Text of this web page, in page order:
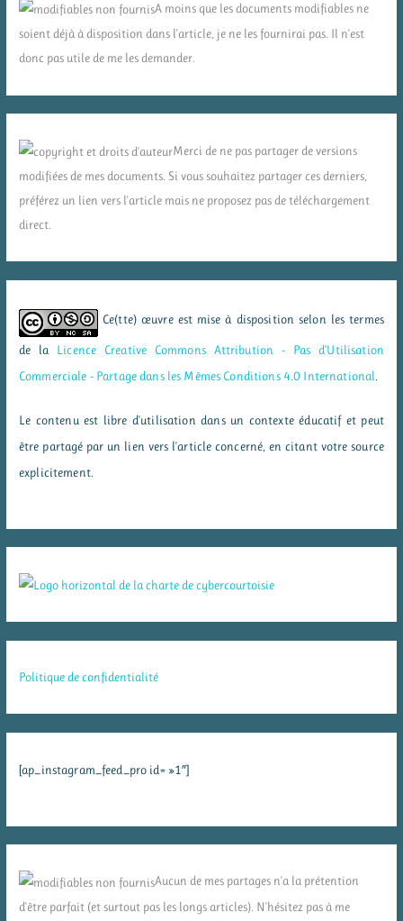
A moins que les documents modifiables ne
soient déjà à disposition dans l'article, je ne les fournirai pas. Il n'est
donc pas utile de me les demander.
Merci de ne pas partager de versions
modifiées de mes documents. Si vous souhaitez partager ces derniers,
préférez un lien vers l'article mais ne proposez pas de téléchargement
direct.
Ce(tte) œuvre est mise à disposition selon les termes
de la Licence Creative Commons Attribution - Pas d’Utilisation
Commerciale - Partage dans les Mêmes Conditions 4.0 International.
Le contenu est libre d'utilisation dans un contexte éducatif et peut
être partagé par un lien vers l'article concerné, en citant votre source
explicitement.
Politique de confidentialité
[ap_instagram_feed_pro id= »1″]
Aucun de mes partages n'a la prétention
d'être parfait (et surtout pas les longs articles). N'hésitez pas à me